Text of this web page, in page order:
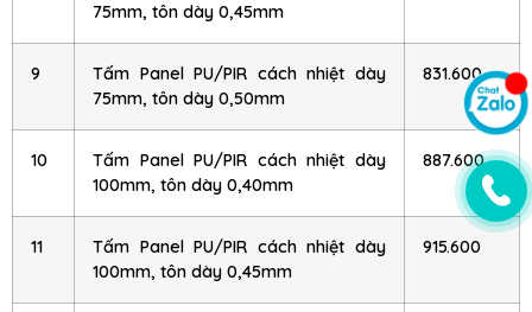
75mm, tôn dày 0,45mm
9
Tấm Panel PU/PIR cách nhiệt dày
75mm, tôn dày 0,50mm
831.600
10
Tấm Panel PU/PIR cách nhiệt dày
100mm, tôn dày 0,40mm
887.600
11
Tấm Panel PU/PIR cách nhiệt dày
100mm, tôn dày 0,45mm
915.600